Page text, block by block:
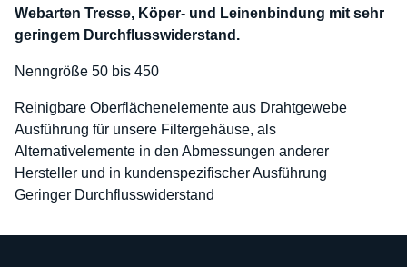
Webarten Tresse, Köper- und Leinenbindung mit sehr
geringem Durchflusswiderstand.
Nenngröße 50 bis 450
Reinigbare Oberflächenelemente aus Drahtgewebe
Ausführung für unsere Filtergehäuse, als
Alternativelemente in den Abmessungen anderer
Hersteller und in kundenspezifischer Ausführung
Geringer Durchflusswiderstand